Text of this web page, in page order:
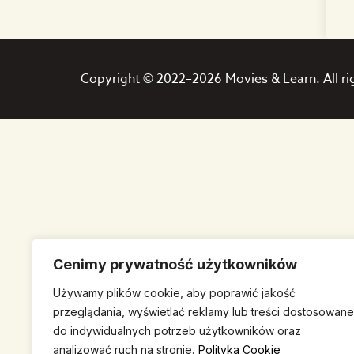
Cenimy prywatność użytkowników
Używamy plików cookie, aby poprawić jakość
przeglądania, wyświetlać reklamy lub treści dostosowane
do indywidualnych potrzeb użytkowników oraz
analizować ruch na stronie. Polityka Cookie
Copyright © 2022–2026 Movies & Learn. All